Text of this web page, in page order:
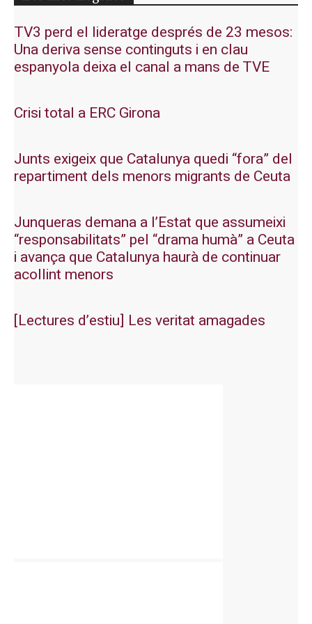
TV3 perd el lideratge després de 23 mesos:
Una deriva sense continguts i en clau
espanyola deixa el canal a mans de TVE
Crisi total a ERC Girona
Junts exigeix que Catalunya quedi “fora” del
repartiment dels menors migrants de Ceuta
Junqueras demana a l’Estat que assumeixi
“responsabilitats” pel “drama humà” a Ceuta
i avança que Catalunya haurà de continuar
acollint menors
[Lectures d’estiu] Les veritat amagades